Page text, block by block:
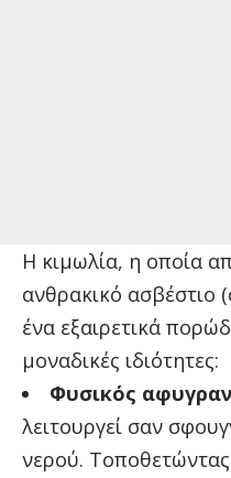
Η κιμωλία, η οποία
ανθρακικό ασβέστιο
ένα εξαιρετικά
μοναδικές ιδιότητες:
Φυσικός
λειτουργεί σαν
νερού.